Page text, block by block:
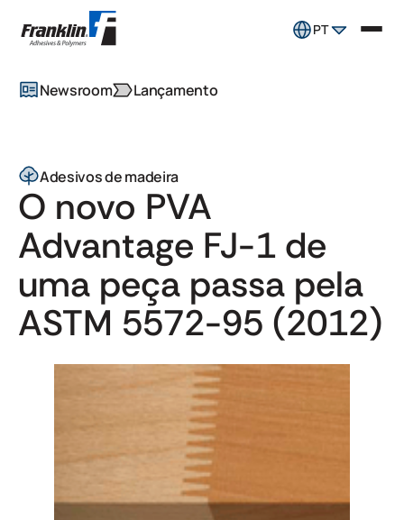
PT
Newsroom Lançamento
Adesivos de madeira
O novo PVA
Advantage FJ-1 de
uma peça passa pela
ASTM 5572-95 (2012)